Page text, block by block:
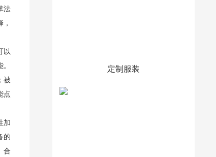
法
以
被
点
加
的
合
定制服装